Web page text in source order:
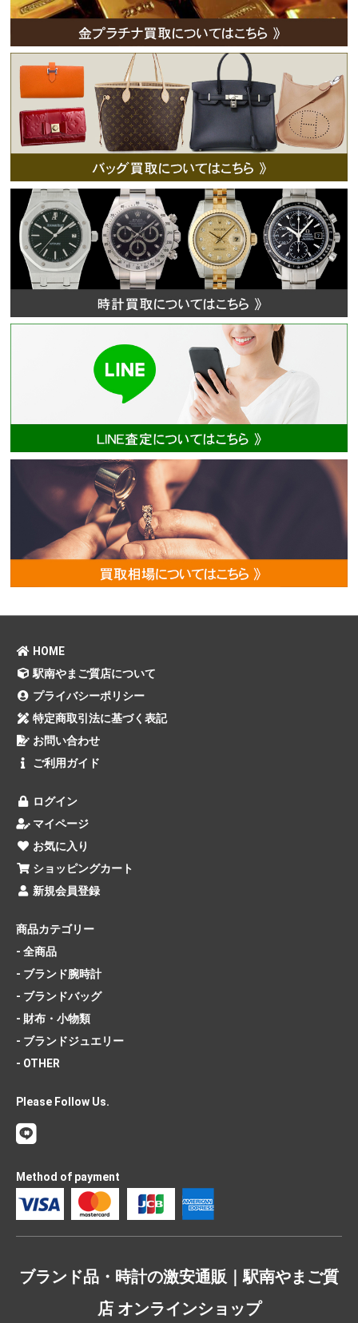
HOME
駅南やまご質店について
プライバシーポリシー
特定商取引法に基づく表記
お問い合わせ
ご利用ガイド
ログイン
マイページ
お気に入り
ショッピングカート
新規会員登録
商品カテゴリー
- 全商品
- ブランド腕時計
- ブランドバッグ
- 財布・小物類
- ブランドジュエリー
- OTHER
Please Follow Us.
Method of payment
ブランド品・時計の激安通販｜駅南やまご質
店 オンラインショップ